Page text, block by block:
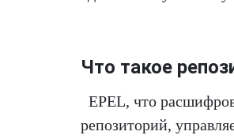
Что такое
EPEL, что
репозиторий,